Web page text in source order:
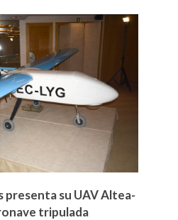
presenta su UAV Altea-
tripulada